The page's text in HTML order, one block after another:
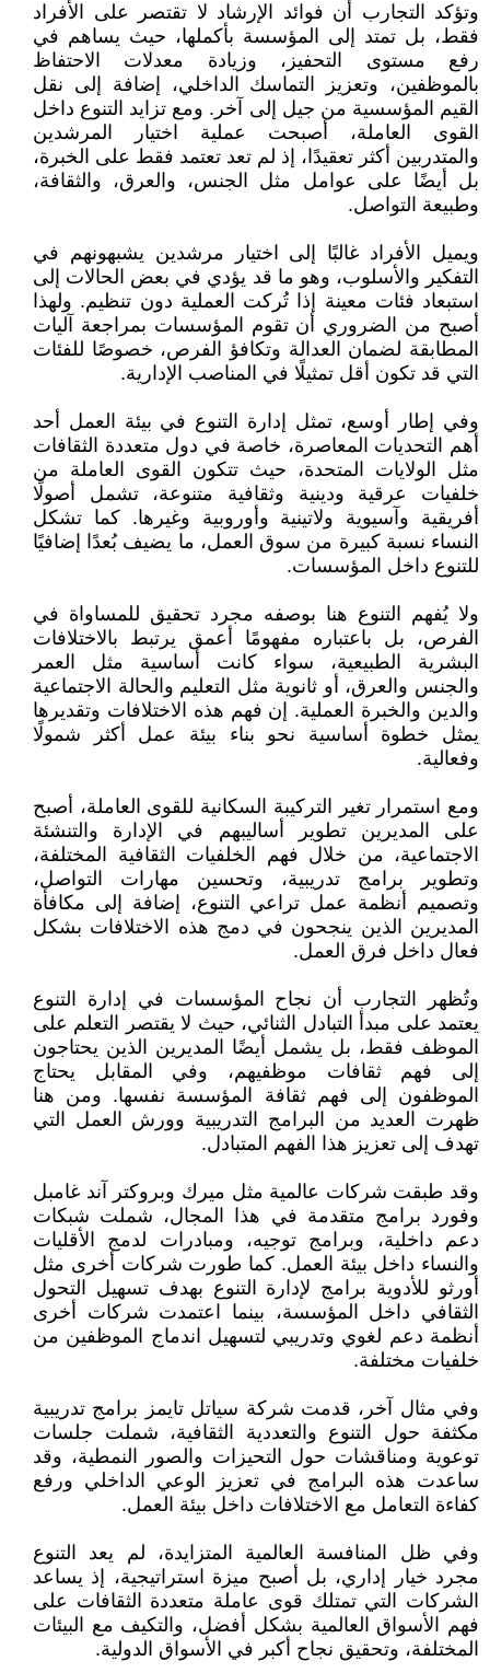
وتؤكد التجارب أن فوائد الإرشاد لا تقتصر على الأفراد
فقط، بل تمتد إلى المؤسسة بأكملها، حيث يساهم في
رفع مستوى التحفيز، وزيادة معدلات الاحتفاظ
بالموظفين، وتعزيز التماسك الداخلي، إضافة إلى نقل
القيم المؤسسية من جيل إلى آخر. ومع تزايد التنوع داخل
القوى العاملة، أصبحت عملية اختيار المرشدين
والمتدربين أكثر تعقيدًا، إذ لم تعد تعتمد فقط على الخبرة،
بل أيضًا على عوامل مثل الجنس، والعرق، والثقافة،
وطبيعة التواصل.
ويميل الأفراد غالبًا إلى اختيار مرشدين يشبهونهم في
التفكير والأسلوب، وهو ما قد يؤدي في بعض الحالات إلى
استبعاد فئات معينة إذا تُركت العملية دون تنظيم. ولهذا
أصبح من الضروري أن تقوم المؤسسات بمراجعة آليات
المطابقة لضمان العدالة وتكافؤ الفرص، خصوصًا للفئات
التي قد تكون أقل تمثيلًا في المناصب الإدارية.
وفي إطار أوسع، تمثل إدارة التنوع في بيئة العمل أحد
أهم التحديات المعاصرة، خاصة في دول متعددة الثقافات
مثل الولايات المتحدة، حيث تتكون القوى العاملة من
خلفيات عرقية ودينية وثقافية متنوعة، تشمل أصولًا
أفريقية وآسيوية ولاتينية وأوروبية وغيرها. كما تشكل
النساء نسبة كبيرة من سوق العمل، ما يضيف بُعدًا إضافيًا
للتنوع داخل المؤسسات.
ولا يُفهم التنوع هنا بوصفه مجرد تحقيق للمساواة في
الفرص، بل باعتباره مفهومًا أعمق يرتبط بالاختلافات
البشرية الطبيعية، سواء كانت أساسية مثل العمر
والجنس والعرق، أو ثانوية مثل التعليم والحالة الاجتماعية
والدين والخبرة العملية. إن فهم هذه الاختلافات وتقديرها
يمثل خطوة أساسية نحو بناء بيئة عمل أكثر شمولًا
وفعالية.
ومع استمرار تغير التركيبة السكانية للقوى العاملة، أصبح
على المديرين تطوير أساليبهم في الإدارة والتنشئة
الاجتماعية، من خلال فهم الخلفيات الثقافية المختلفة،
وتطوير برامج تدريبية، وتحسين مهارات التواصل،
وتصميم أنظمة عمل تراعي التنوع، إضافة إلى مكافأة
المديرين الذين ينجحون في دمج هذه الاختلافات بشكل
فعال داخل فرق العمل.
وتُظهر التجارب أن نجاح المؤسسات في إدارة التنوع
يعتمد على مبدأ التبادل الثنائي، حيث لا يقتصر التعلم على
الموظف فقط، بل يشمل أيضًا المديرين الذين يحتاجون
إلى فهم ثقافات موظفيهم، وفي المقابل يحتاج
الموظفون إلى فهم ثقافة المؤسسة نفسها. ومن هنا
ظهرت العديد من البرامج التدريبية وورش العمل التي
تهدف إلى تعزيز هذا الفهم المتبادل.
وقد طبقت شركات عالمية مثل ميرك وبروكتر آند غامبل
وفورد برامج متقدمة في هذا المجال، شملت شبكات
دعم داخلية، وبرامج توجيه، ومبادرات لدمج الأقليات
والنساء داخل بيئة العمل. كما طورت شركات أخرى مثل
أورثو للأدوية برامج لإدارة التنوع بهدف تسهيل التحول
الثقافي داخل المؤسسة، بينما اعتمدت شركات أخرى
أنظمة دعم لغوي وتدريبي لتسهيل اندماج الموظفين من
خلفيات مختلفة.
وفي مثال آخر، قدمت شركة سياتل تايمز برامج تدريبية
مكثفة حول التنوع والتعددية الثقافية، شملت جلسات
توعوية ومناقشات حول التحيزات والصور النمطية، وقد
ساعدت هذه البرامج في تعزيز الوعي الداخلي ورفع
كفاءة التعامل مع الاختلافات داخل بيئة العمل.
وفي ظل المنافسة العالمية المتزايدة، لم يعد التنوع
مجرد خيار إداري، بل أصبح ميزة استراتيجية، إذ يساعد
الشركات التي تمتلك قوى عاملة متعددة الثقافات على
فهم الأسواق العالمية بشكل أفضل، والتكيف مع البيئات
المختلفة، وتحقيق نجاح أكبر في الأسواق الدولية.